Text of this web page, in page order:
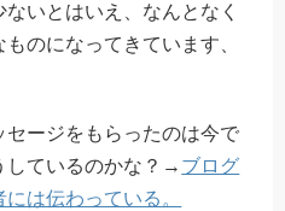
いとはいえ、なんとなく
のになってきています、
ージをもらったのは今で
しているのかな？→ ブログ
は伝わっている。